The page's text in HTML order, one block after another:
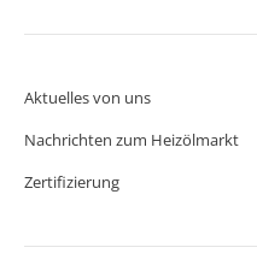
Aktuelles von uns
Nachrichten zum Heizölmarkt
Zertifizierung